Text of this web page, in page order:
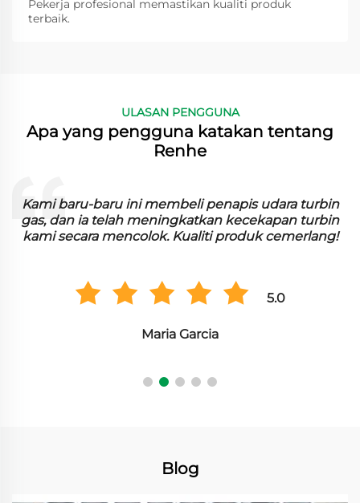
Pekerja profesional memastikan kualiti produk
terbaik.
ULASAN PENGGUNA
Apa yang pengguna katakan tentang
Renhe
Kami baru-baru ini membeli penapis udara turbin
gas, dan ia telah meningkatkan kecekapan turbin
kami secara mencolok. Kualiti produk cemerlang!
5.0
Maria Garcia
Blog